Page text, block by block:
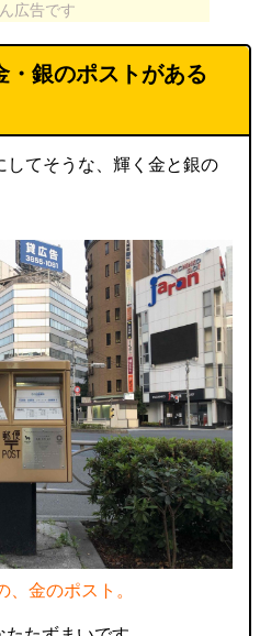
広告です
・銀のポストがある
てそうな、輝く金と銀の
、金のポスト。